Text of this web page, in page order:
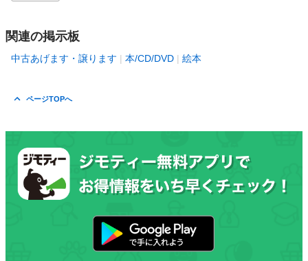
関連の掲示板
中古あげます・譲ります 本/CD/DVD 絵本
ページTOPへ